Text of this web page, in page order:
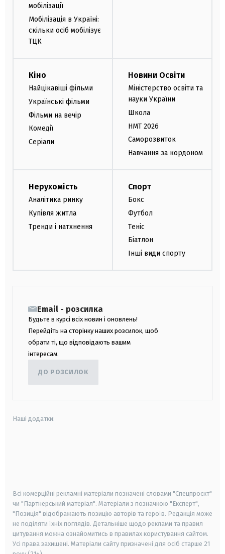
мобілізації
Мобілізація в Україні:
скільки осіб мобілізує
ТЦК
Кіно
Найцікавіші фільми
Українські фільми
Фільми на вечір
Комедії
Серіали
Новини Освіти
Міністерство освіти та
науки України
Школа
НМТ 2026
Саморозвиток
Навчання за кордоном
Нерухомість
Аналітика ринку
Купівля житла
Тренди і натхнення
Спорт
Бокс
Футбол
Теніс
Біатлон
Інші види спорту
Email - розсилка
Будьте в курсі всіх новин і оновлень!
Перейдіть на сторінку наших розсилок, щоб
обрати ті, що відповідають вашим
інтересам.
ДО РОЗСИЛОК
Наші додатки:
Всі комерційні рекламні матеріали позначені словами "Спецпроєкт"
чи "Партнерський матеріал". Матеріали з позначкою "Експерт",
"Позиція" відображають позицію авторів та героїв. Редакція може
не поділяти їхніх поглядів. Детальніше щодо реклами та правил
цитування можна ознайомитись в правилах користування сайтом.
Усі права захищені. Матеріали сайту призначені для осіб старше 21